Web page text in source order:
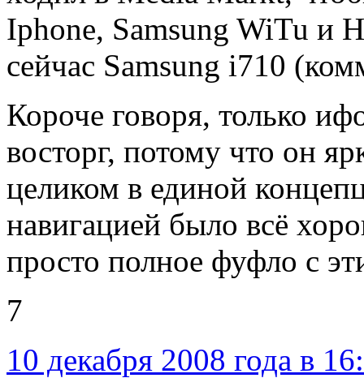
Iphone, Samsung WiTu и
сейчас Samsung i710
Короче говоря, только
восторг, потому что он
целиком в единой
навигацией было всё
просто полное фуфло с
7
10 декабря 2008 года в